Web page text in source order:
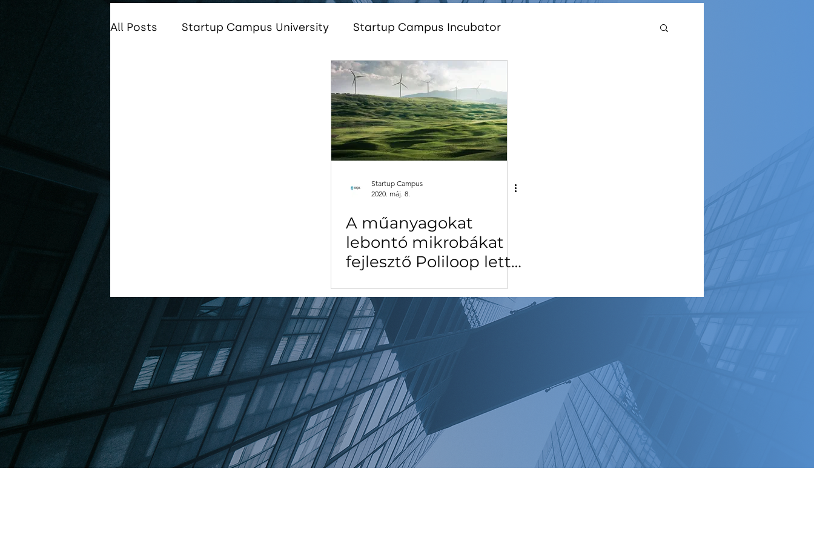
All Posts Startup Campus University Startup Campus Incubator
Startup Campus Women
InnoEnergy HUB Hungary Startup Campus
Startup Campus
2020. máj. 8.
A műanyagokat
lebontó mikrobákat
fejlesztő Poliloop lett
startupja